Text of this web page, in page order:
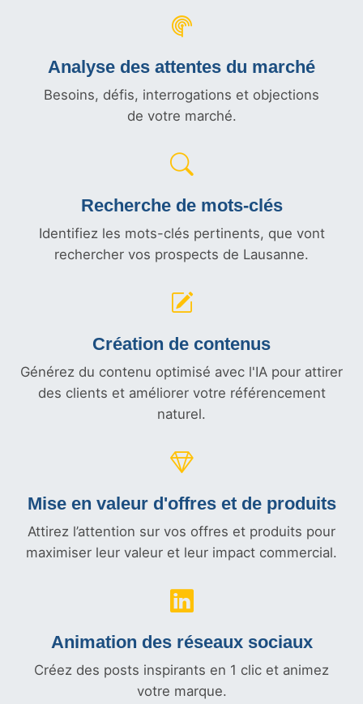
Analyse des attentes du marché
Besoins, défis, interrogations et objections
de votre marché.
Recherche de mots-clés
Identifiez les mots-clés pertinents, que vont
rechercher vos prospects de Lausanne.
Création de contenus
Générez du contenu optimisé avec l'IA pour attirer
des clients et améliorer votre référencement
naturel.
Mise en valeur d'offres et de produits
Attirez l’attention sur vos offres et produits pour
maximiser leur valeur et leur impact commercial.
Animation des réseaux sociaux
Créez des posts inspirants en 1 clic et animez
votre marque.